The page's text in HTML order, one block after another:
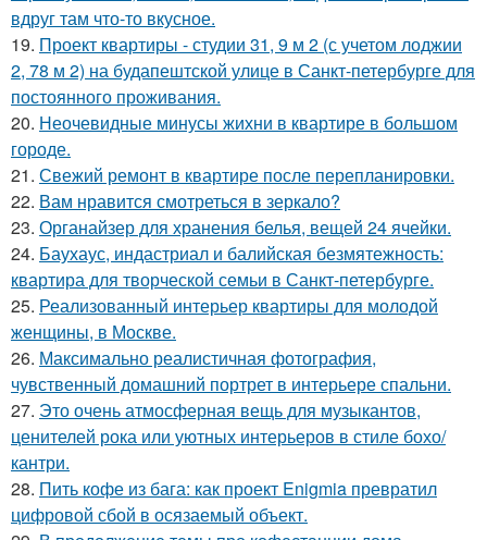
вдруг там что-то вкусное.
19. Проект квартиры - студии 31, 9 м 2 (с учетом лоджии
2, 78 м 2) на будапештской улице в Санкт-петербурге для
постоянного проживания.
20. Неочевидные минусы жихни в квартире в большом
городе.
21. Свежий ремонт в квартире после перепланировки.
22. Вам нравится смотреться в зеркало?
23. Органайзер для хранения белья, вещей 24 ячейки.
24. Баухаус, индастриал и балийская безмятежность:
квартира для творческой семьи в Санкт-петербурге.
25. Реализованный интерьер квартиры для молодой
женщины, в Москве.
26. Максимально реалистичная фотография,
чувственный домашний портрет в интерьере спальни.
27. Это очень атмосферная вещь для музыкантов,
ценителей рока или уютных интерьеров в стиле бохо/
кантри.
28. Пить кофе из бага: как проект Enigmia превратил
цифровой сбой в осязаемый объект.